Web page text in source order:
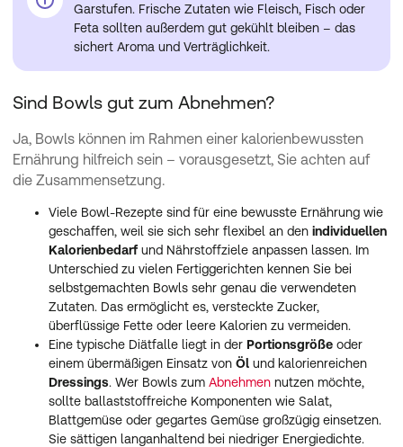
Garstufen. Frische Zutaten wie Fleisch, Fisch oder
Feta sollten außerdem gut gekühlt bleiben – das
sichert Aroma und Verträglichkeit.
Sind Bowls gut zum Abnehmen?
Ja, Bowls können im Rahmen einer kalorienbewussten
Ernährung hilfreich sein – vorausgesetzt, Sie achten auf
die Zusammensetzung.
Viele Bowl-Rezepte sind für eine bewusste Ernährung wie
geschaffen, weil sie sich sehr flexibel an den individuellen
Kalorienbedarf und Nährstoffziele anpassen lassen. Im
Unterschied zu vielen Fertiggerichten kennen Sie bei
selbstgemachten Bowls sehr genau die verwendeten
Zutaten. Das ermöglicht es, versteckte Zucker,
überflüssige Fette oder leere Kalorien zu vermeiden.
Eine typische Diätfalle liegt in der Portionsgröße oder
einem übermäßigen Einsatz von Öl und kalorienreichen
Dressings. Wer Bowls zum Abnehmen nutzen möchte,
sollte ballaststoffreiche Komponenten wie Salat,
Blattgemüse oder gegartes Gemüse großzügig einsetzen.
Sie sättigen langanhaltend bei niedriger Energiedichte.